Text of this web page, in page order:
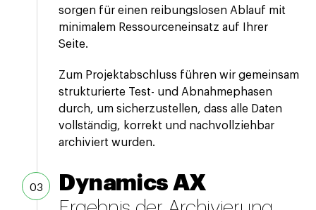
sorgen für einen reibungslosen Ablauf mit
minimalem Ressourceneinsatz auf Ihrer
Seite.
Zum Projektabschluss führen wir gemeinsam
strukturierte Test- und Abnahmephasen
durch, um sicherzustellen, dass alle Daten
vollständig, korrekt und nachvollziehbar
archiviert wurden.
Dynamics AX